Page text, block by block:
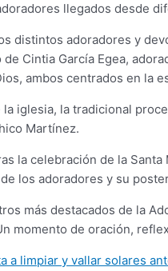
llegados desde
distintos adoradores y
Cintia García Egea,
ambos centrados en la
iglesia, la tradicional
Martínez.
la celebración de la
los adoradores y su
más destacados de la
momento de oración,
a limpiar y vallar solares